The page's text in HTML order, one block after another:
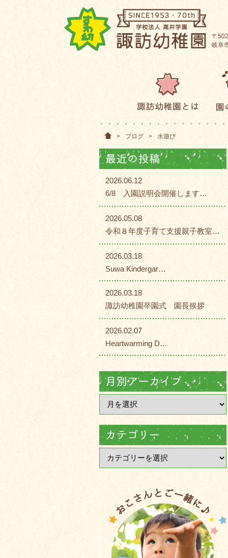
〒
岐阜
> ブログ > 水遊び
2026.06.12
6/8 入園説明会開催します…
2026.05.08
令和８年度子育て支援親子教室…
2026.03.18
Suwa Kindergar…
2026.03.18
諏訪幼稚園卒園式 園長挨拶
2026.02.07
Heartwarming D…